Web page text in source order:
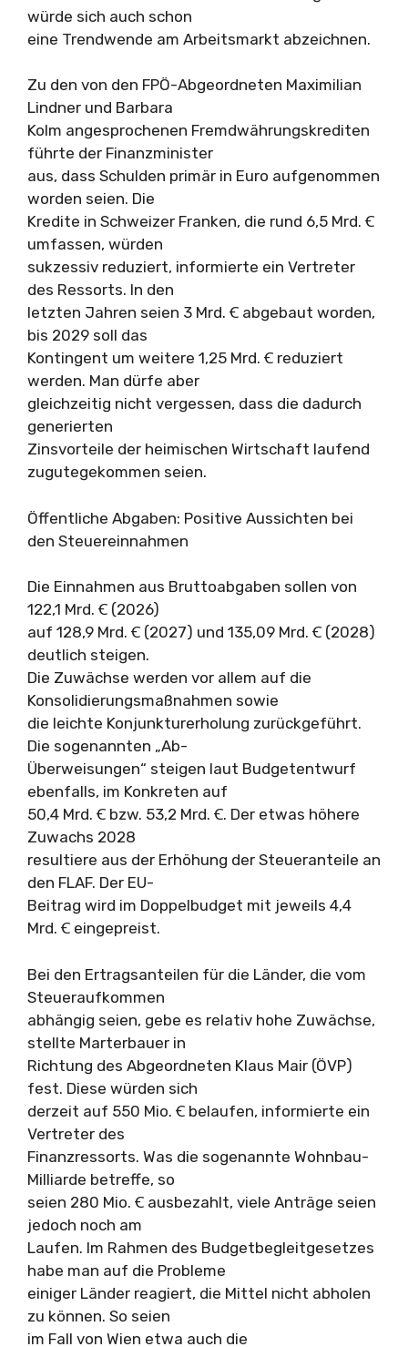
würde sich auch schon
eine Trendwende am Arbeitsmarkt abzeichnen.
Zu den von den FPÖ-Abgeordneten Maximilian
Lindner und Barbara
Kolm angesprochenen Fremdwährungskrediten
führte der Finanzminister
aus, dass Schulden primär in Euro aufgenommen
worden seien. Die
Kredite in Schweizer Franken, die rund 6,5 Mrd. Ꞓ
umfassen, würden
sukzessiv reduziert, informierte ein Vertreter
des Ressorts. In den
letzten Jahren seien 3 Mrd. Ꞓ abgebaut worden,
bis 2029 soll das
Kontingent um weitere 1,25 Mrd. Ꞓ reduziert
werden. Man dürfe aber
gleichzeitig nicht vergessen, dass die dadurch
generierten
Zinsvorteile der heimischen Wirtschaft laufend
zugutegekommen seien.
Öffentliche Abgaben: Positive Aussichten bei
den Steuereinnahmen
Die Einnahmen aus Bruttoabgaben sollen von
122,1 Mrd. Ꞓ (2026)
auf 128,9 Mrd. Ꞓ (2027) und 135,09 Mrd. Ꞓ (2028)
deutlich steigen.
Die Zuwächse werden vor allem auf die
Konsolidierungsmaßnahmen sowie
die leichte Konjunkturerholung zurückgeführt.
Die sogenannten „Ab-
Überweisungen“ steigen laut Budgetentwurf
ebenfalls, im Konkreten auf
50,4 Mrd. Ꞓ bzw. 53,2 Mrd. Ꞓ. Der etwas höhere
Zuwachs 2028
resultiere aus der Erhöhung der Steueranteile an
den FLAF. Der EU-
Beitrag wird im Doppelbudget mit jeweils 4,4
Mrd. Ꞓ eingepreist.
Bei den Ertragsanteilen für die Länder, die vom
Steueraufkommen
abhängig seien, gebe es relativ hohe Zuwächse,
stellte Marterbauer in
Richtung des Abgeordneten Klaus Mair (ÖVP)
fest. Diese würden sich
derzeit auf 550 Mio. Ꞓ belaufen, informierte ein
Vertreter des
Finanzressorts. Was die sogenannte Wohnbau-
Milliarde betreffe, so
seien 280 Mio. Ꞓ ausbezahlt, viele Anträge seien
jedoch noch am
Laufen. Im Rahmen des Budgetbegleitgesetzes
habe man auf die Probleme
einiger Länder reagiert, die Mittel nicht abholen
zu können. So seien
im Fall von Wien etwa auch die